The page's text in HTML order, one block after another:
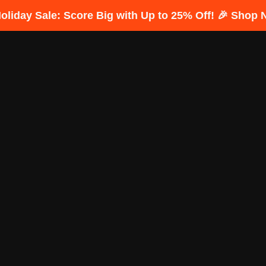
Sale: Score Big with Up to 25% Off! 🎉 Shop